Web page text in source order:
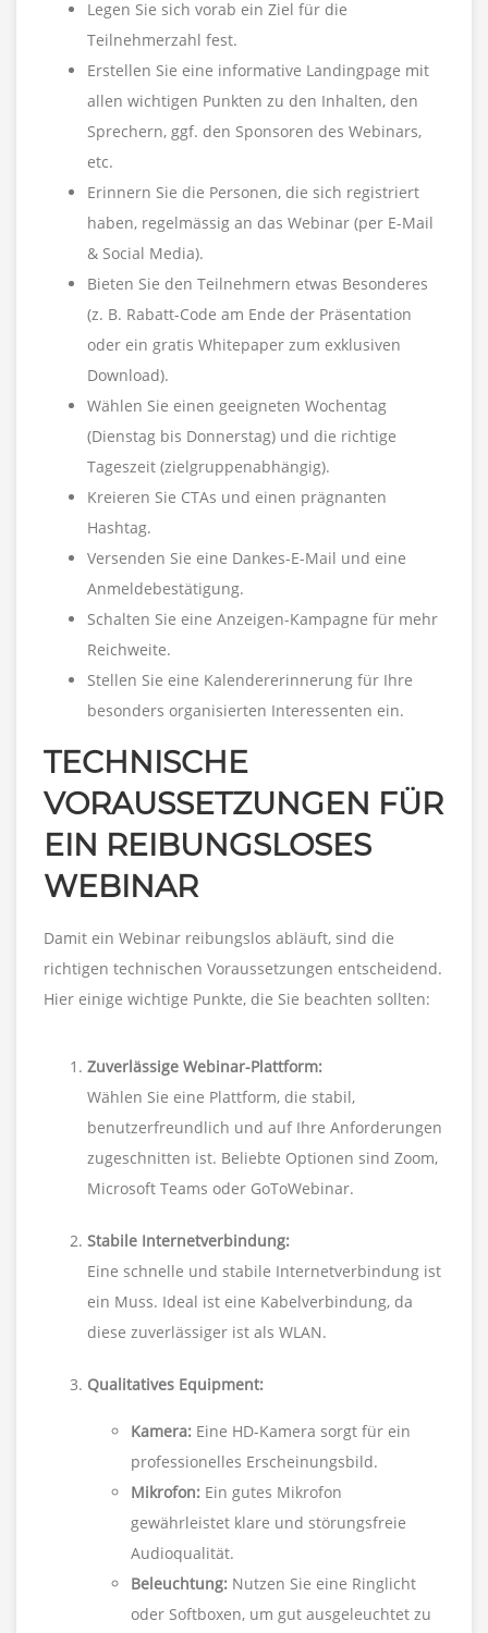
Legen Sie sich vorab ein Ziel für die
Teilnehmerzahl fest.
Erstellen Sie eine informative Landingpage mit
allen wichtigen Punkten zu den Inhalten, den
Sprechern, ggf. den Sponsoren des Webinars,
etc.
Erinnern Sie die Personen, die sich registriert
haben, regelmässig an das Webinar (per E-Mail
& Social Media).
Bieten Sie den Teilnehmern etwas Besonderes
(z. B. Rabatt-Code am Ende der Präsentation
oder ein gratis Whitepaper zum exklusiven
Download).
Wählen Sie einen geeigneten Wochentag
(Dienstag bis Donnerstag) und die richtige
Tageszeit (zielgruppenabhängig).
Kreieren Sie CTAs und einen prägnanten
Hashtag.
Versenden Sie eine Dankes-E-Mail und eine
Anmeldebestätigung.
Schalten Sie eine Anzeigen-Kampagne für mehr
Reichweite.
Stellen Sie eine Kalendererinnerung für Ihre
besonders organisierten Interessenten ein.
TECHNISCHE
VORAUSSETZUNGEN FÜR
EIN REIBUNGSLOSES
WEBINAR
Damit ein Webinar reibungslos abläuft, sind die
richtigen technischen Voraussetzungen entscheidend.
Hier einige wichtige Punkte, die Sie beachten sollten:
Zuverlässige Webinar-Plattform:
Wählen Sie eine Plattform, die stabil,
benutzerfreundlich und auf Ihre Anforderungen
zugeschnitten ist. Beliebte Optionen sind Zoom,
Microsoft Teams oder GoToWebinar.
Stabile Internetverbindung:
Eine schnelle und stabile Internetverbindung ist
ein Muss. Ideal ist eine Kabelverbindung, da
diese zuverlässiger ist als WLAN.
Qualitatives Equipment:
Kamera: Eine HD-Kamera sorgt für ein
professionelles Erscheinungsbild.
Mikrofon: Ein gutes Mikrofon
gewährleistet klare und störungsfreie
Audioqualität.
Beleuchtung: Nutzen Sie eine Ringlicht
oder Softboxen, um gut ausgeleuchtet zu